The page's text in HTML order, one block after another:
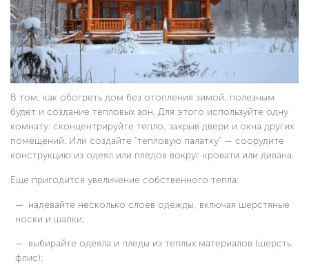
В том, как обогреть дом без отопления зимой, полезным
будет и создание тепловых зон. Для этого используйте одну
комнату: сконцентрируйте тепло, закрыв двери и окна других
помещений. Или создайте "тепловую палатку" — соорудите
конструкцию из одеял или пледов вокруг кровати или дивана.
Еще пригодится увеличение собственного тепла:
надевайте несколько слоев одежды, включая шерстяные
носки и шапки;
выбирайте одеяла и пледы из теплых материалов (шерсть,
флис);